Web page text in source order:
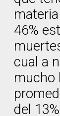
46%
cual a
mucho
del